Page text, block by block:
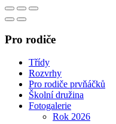
Pro rodiče
Třídy
Rozvrhy
Pro rodiče prvňáčků
Školní družina
Fotogalerie
Rok 2026